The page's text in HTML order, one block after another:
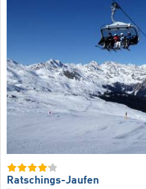
Ratschings-Jaufen